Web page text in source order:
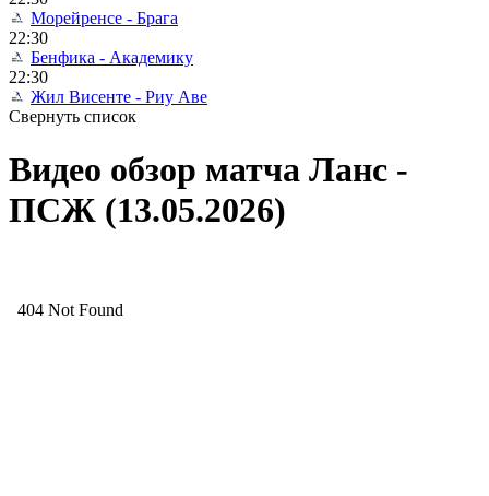
Морейренсе - Брага
22:30
Бенфика - Академику
22:30
Жил Висенте - Риу Аве
Свернуть список
Видео обзор матча Ланс -
ПСЖ (13.05.2026)